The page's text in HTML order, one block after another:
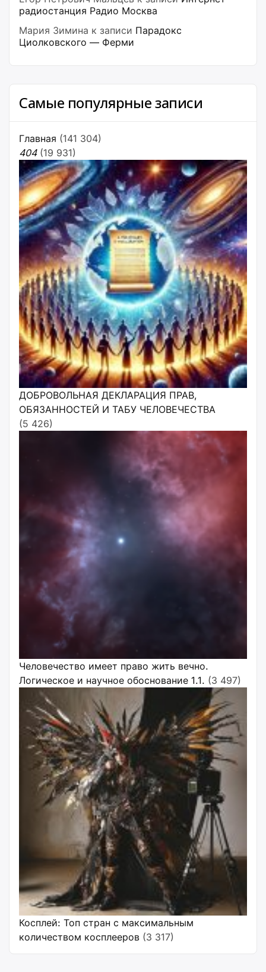
радиостанция Радио Москва
Мария Зимина к записи Парадокс
Циолковского — Ферми
Самые популярные записи
Главная (141 304)
404 (19 931)
ДОБРОВОЛЬНАЯ ДЕКЛАРАЦИЯ ПРАВ,
ОБЯЗАННОСТЕЙ И ТАБУ ЧЕЛОВЕЧЕСТВА
(5 426)
Человечество имеет право жить вечно.
Логическое и научное обоснование 1.1. (3 497)
Косплей: Топ стран с максимальным
количеством косплееров (3 317)